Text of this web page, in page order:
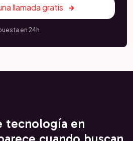
llamada gratis
en 24h
tecnología en